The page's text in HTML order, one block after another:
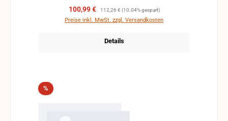
Verkaufspreis:
100,99 € Regulärer Preis:
112,26 € (10.04% gespart)
Preise inkl. MwSt. zzgl. Versandkosten
Details
%Rabatt